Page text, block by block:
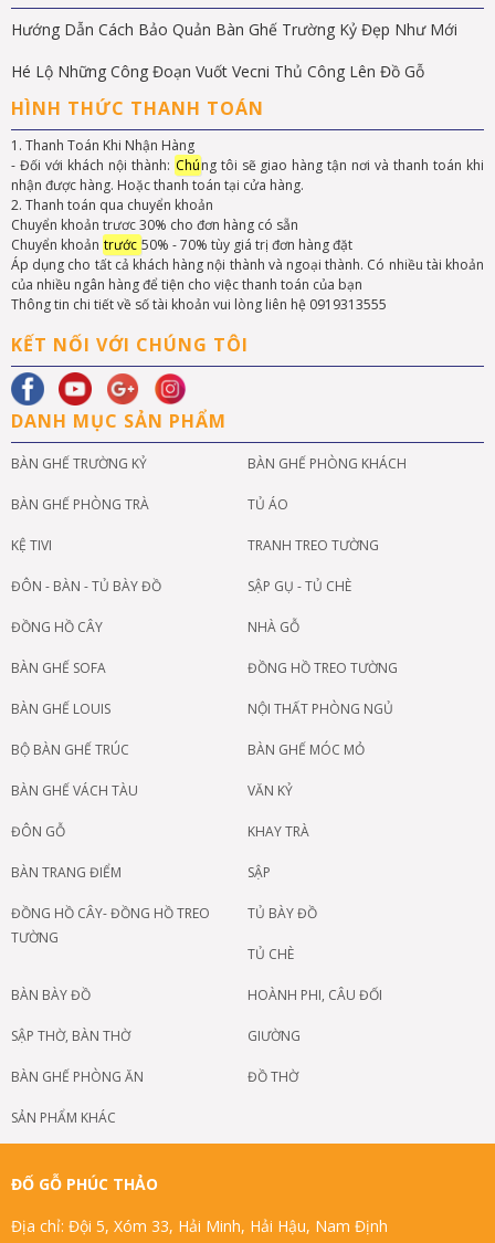
Hướng Dẫn Cách Bảo Quản Bàn Ghế Trường Kỷ Đẹp Như Mới
Hé Lộ Những Công Đoạn Vuốt Vecni Thủ Công Lên Đồ Gỗ
HÌNH THỨC THANH TOÁN
1. Thanh Toán Khi Nhận Hàng
- Đối với khách nội thành: Chúng tôi sẽ giao hàng tận nơi và thanh toán khi
nhận được hàng. Hoặc thanh toán tại cửa hàng.
2. Thanh toán qua chuyển khoản
Chuyển khoản trươc 30% cho đơn hàng có sẵn
Chuyển khoản trước 50% - 70% tùy giá trị đơn hàng đặt
Áp dụng cho tất cả khách hàng nội thành và ngoại thành. Có nhiều tài khoản
của nhiều ngân hàng để tiện cho việc thanh toán của bạn
Thông tin chi tiết về số tài khoản vui lòng liên hệ 0919313555
KẾT NỐI VỚI CHÚNG TÔI
DANH MỤC SẢN PHẨM
BÀN GHẾ TRƯỜNG KỶ BÀN GHẾ PHÒNG KHÁCH
BÀN GHẾ PHÒNG TRÀ TỦ ÁO
KỆ TIVI TRANH TREO TƯỜNG
ĐÔN - BÀN - TỦ BÀY ĐỒ SẬP GỤ - TỦ CHÈ
ĐỒNG HỒ CÂY NHÀ GỖ
BÀN GHẾ SOFA ĐỒNG HỒ TREO TƯỜNG
BÀN GHẾ LOUIS NỘI THẤT PHÒNG NGỦ
BỘ BÀN GHẾ TRÚC BÀN GHẾ MÓC MỎ
BÀN GHẾ VÁCH TÀU VĂN KỶ
ĐÔN GỖ KHAY TRÀ
BÀN TRANG ĐIỂM SẬP
ĐỒNG HỒ CÂY- ĐỒNG HỒ TREO
TƯỜNG
TỦ BÀY ĐỒ
TỦ CHÈ
BÀN BÀY ĐỒ HOÀNH PHI, CÂU ĐỐI
SẬP THỜ, BÀN THỜ GIƯỜNG
BÀN GHẾ PHÒNG ĂN ĐỒ THỜ
SẢN PHẨM KHÁC
ĐỐ GỖ PHÚC THẢO
Địa chỉ: Đội 5, Xóm 33, Hải Minh, Hải Hậu, Nam Định